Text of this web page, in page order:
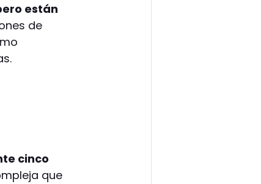
están
de
cinco
que